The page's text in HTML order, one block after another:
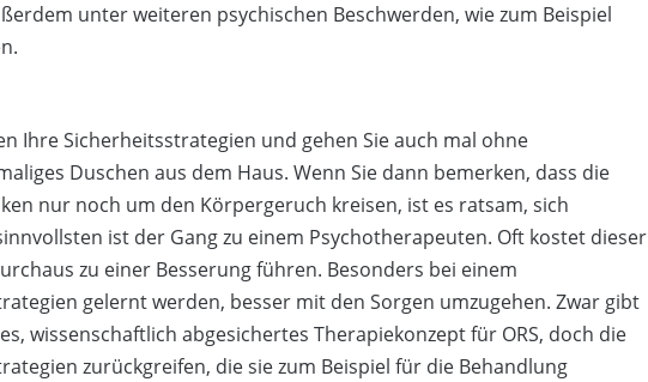
unter weiteren psychischen Beschwerden, wie zum Beispiel
Ihre Sicherheitsstrategien und gehen Sie auch mal ohne
Duschen aus dem Haus. Wenn Sie dann bemerken, dass die
nur noch um den Körpergeruch kreisen, ist es ratsam, sich
ist der Gang zu einem Psychotherapeuten. Oft kostet dieser
zu einer Besserung führen. Besonders bei einem
gelernt werden, besser mit den Sorgen umzugehen. Zwar gibt
wissenschaftlich abgesichertes Therapiekonzept für ORS, doch die
zurückgreifen, die sie zum Beispiel für die Behandlung